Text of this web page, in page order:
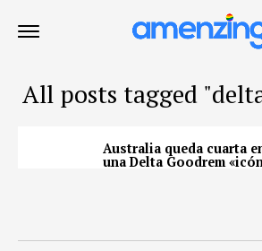
All posts tagged
Australia queda cuarta
una Delta Goodrem